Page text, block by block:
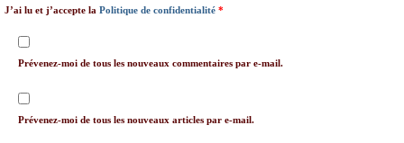
J’ai lu et j’accepte la Politique de confidentialité *
Prévenez-moi de tous les nouveaux commentaires par e-mail.
Prévenez-moi de tous les nouveaux articles par e-mail.